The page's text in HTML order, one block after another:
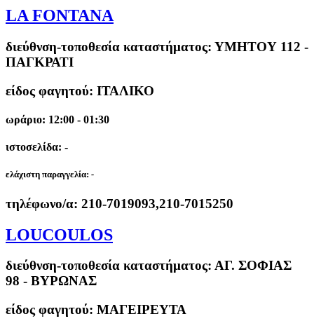
LA FONTANA
διεύθνση-τοποθεσία καταστήματος: ΥΜΗΤΟΥ 112 -
ΠΑΓΚΡΑΤΙ
είδος φαγητού: ΙΤΑΛΙΚΟ
ωράριο: 12:00 - 01:30
ιστοσελίδα: -
ελάχιστη παραγγελία: -
τηλέφωνο/α: 210-7019093,210-7015250
LOUCOULOS
διεύθνση-τοποθεσία καταστήματος: ΑΓ. ΣΟΦΙΑΣ
98 - ΒΥΡΩΝΑΣ
είδος φαγητού: ΜΑΓΕΙΡΕΥΤΑ